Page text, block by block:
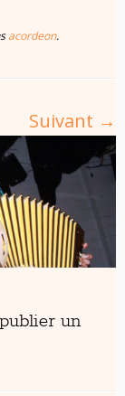
acordeon.
Suivant →
un